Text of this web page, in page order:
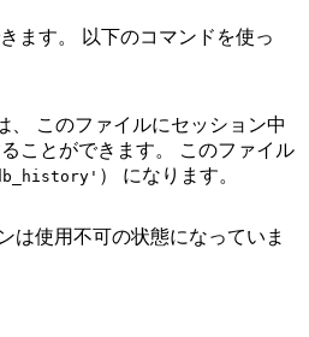
ます。 以下のコマンドを使っ
、 このファイルにセッション中
ことができます。 このファイル
） になります。
は使用不可の状態になっていま